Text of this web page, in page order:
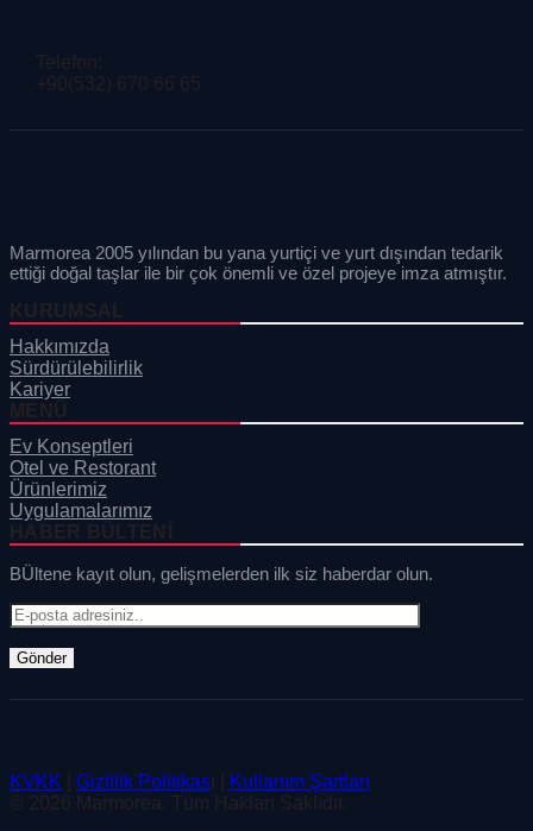
Telefon:
+90(532) 670 66 65
Marmorea 2005 yılından bu yana yurtiçi ve yurt dışından tedarik
ettiği doğal taşlar ile bir çok önemli ve özel projeye imza atmıştır.
KURUMSAL
Hakkımızda
Sürdürülebilirlik
Kariyer
MENÜ
Ev Konseptleri
Otel ve Restorant
Ürünlerimiz
Uygulamalarımız
HABER BÜLTENI
BÜltene kayıt olun, gelişmelerden ilk siz haberdar olun.
KVKK Gizlilik Politikas
Kullanım Şartları
© 2026 Marmorea. Tüm Hakları Saklıdır.